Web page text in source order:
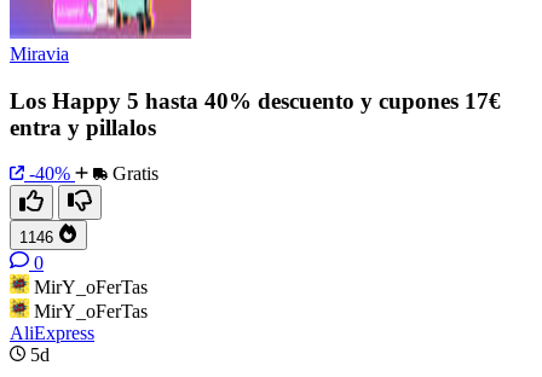
Miravia
Los Happy 5 hasta 40% descuento y cupones 17€
entra y pillalos
-40% Gratis
1146
0
MirY_oFerTas
MirY_oFerTas
AliExpress
5d